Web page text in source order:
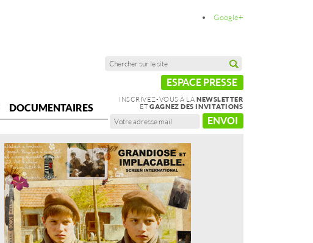
Google+
ESPACE PRESSE
INSCRIVEZ-VOUS À LA NEWSLETTER
ETGAGNEZ DES INVITATIONS
ENVOI
DOCUMENTAIRES